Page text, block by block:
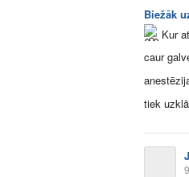
Biežāk
Kur
caur
tiek